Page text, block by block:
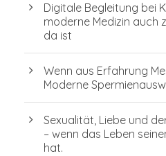
Digitale Begleitung bei
moderne Medizin auch
da ist
Wenn aus Erfahrung
Moderne
Sexualität, Liebe und
– wenn das Leben
hat.